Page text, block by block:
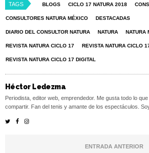
TAGS BLOGS CICLO 17 NATURA 2018
CONSULTORES NATURA MÉXICO DESTACADAS
DIARIO DEL CONSULTOR NATURA NATURA NATURA
REVISTA NATURA CICLO 17 REVISTA NATURA CICLO
REVISTA NATURA CICLO 17 DIGITAL
Héctor Ledezma
Periodista, editor web, emprendedor. Me gusta todo lo
compartir. Fan del tenis y amante de los espectáculos.
ENTRADA ANTERIOR